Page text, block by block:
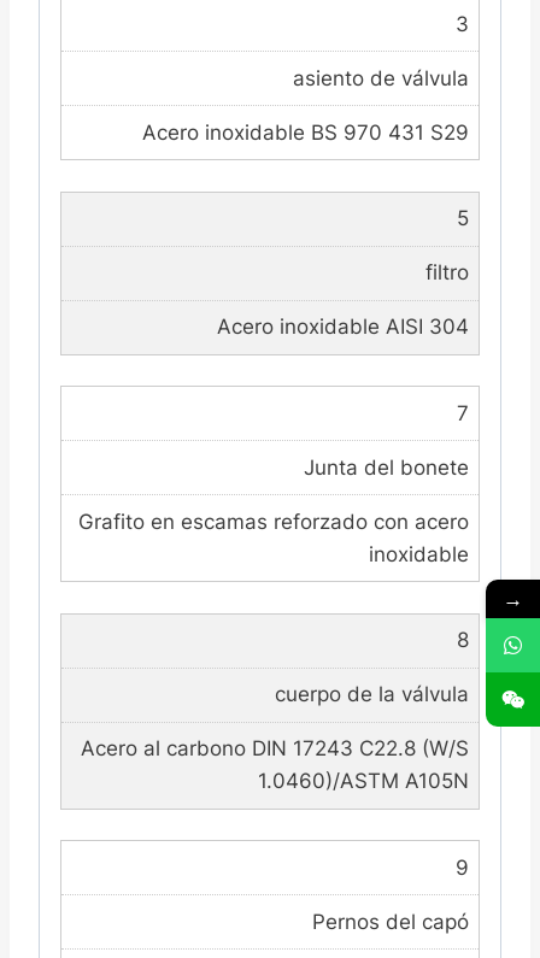
3
asiento de válvula
Acero inoxidable BS 970 431 S29
5
filtro
Acero inoxidable AISI 304
7
Junta del bonete
Grafito en escamas reforzado con acero
inoxidable
8
cuerpo de la válvula
Acero al carbono DIN 17243 C22.8 (W/S
1.0460)/ASTM A105N
9
Pernos del capó
→